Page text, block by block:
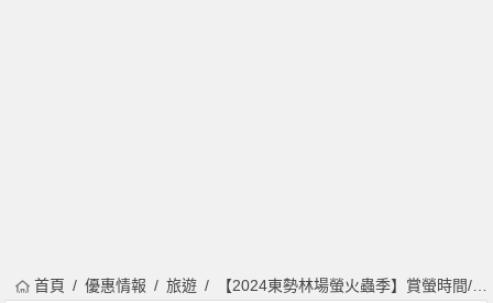
首頁 優惠情報 旅遊 【2024東勢林場螢火蟲季】賞螢時間/導覽活動/住宿門票優惠/交通一次看！